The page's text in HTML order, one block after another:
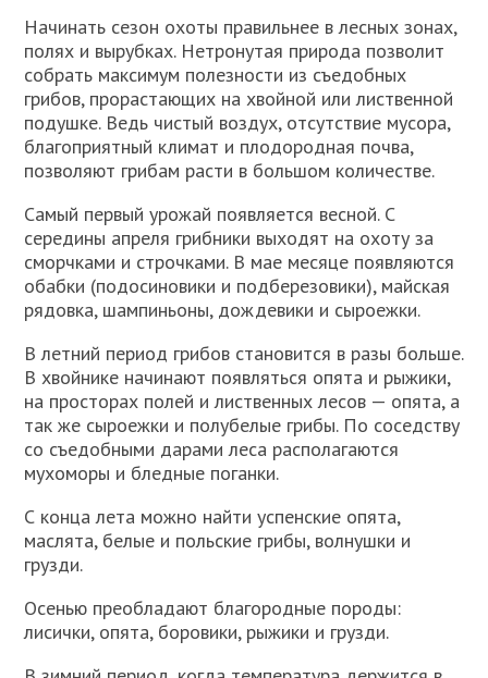
Начинать сезон охоты правильнее в лесных зонах,
полях и вырубках. Нетронутая природа позволит
собрать максимум полезности из съедобных
грибов, прорастающих на хвойной или лиственной
подушке. Ведь чистый воздух, отсутствие мусора,
благоприятный климат и плодородная почва,
позволяют грибам расти в большом количестве.
Самый первый урожай появляется весной. С
середины апреля грибники выходят на охоту за
сморчками и строчками. В мае месяце появляются
обабки (подосиновики и подберезовики), майская
рядовка, шампиньоны, дождевики и сыроежки.
В летний период грибов становится в разы больше.
В хвойнике начинают появляться опята и рыжики,
на просторах полей и лиственных лесов — опята, а
так же сыроежки и полубелые грибы. По соседству
со съедобными дарами леса располагаются
мухоморы и бледные поганки.
С конца лета можно найти успенские опята,
маслята, белые и польские грибы, волнушки и
грузди.
Осенью преобладают благородные породы:
лисички, опята, боровики, рыжики и грузди.